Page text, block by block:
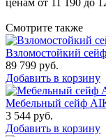
Смотрите также
Взломостойкий
89 799 руб.
Добавить в корзину
Мебельный сейф
3 544 руб.
Добавить в корзину